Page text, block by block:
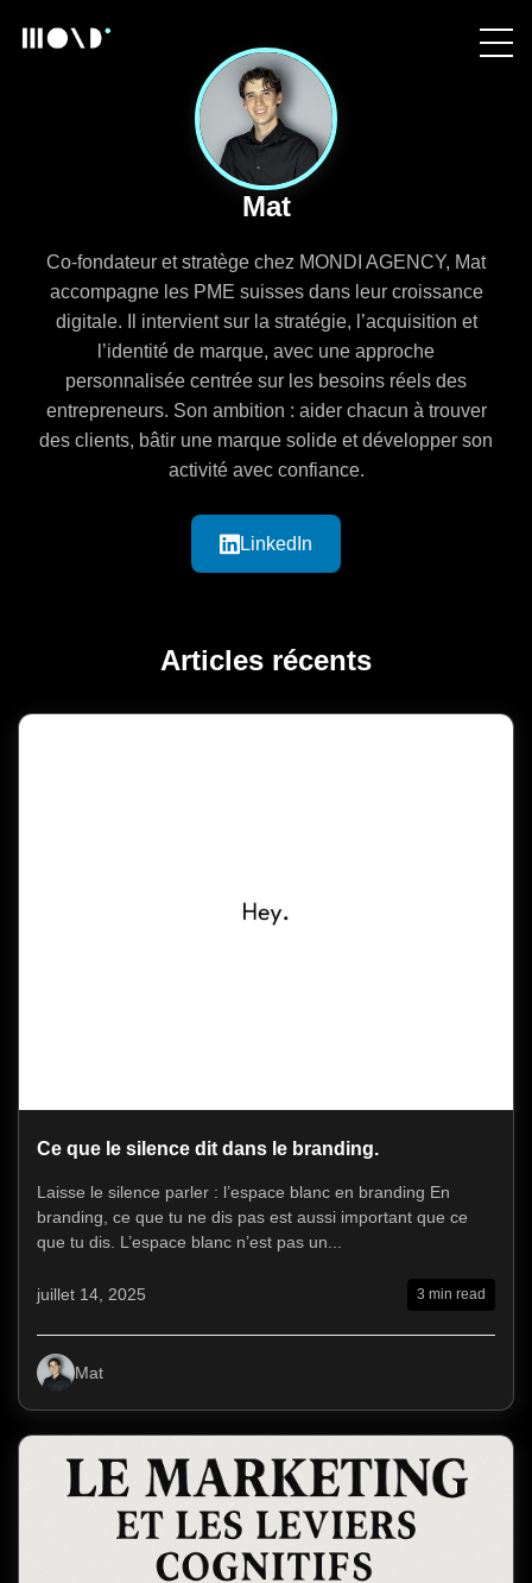
Mat
Co-fondateur et stratège chez MONDI AGENCY, Mat
accompagne les PME suisses dans leur croissance
digitale. Il intervient sur la stratégie, l’acquisition et
l’identité de marque, avec une approche
personnalisée centrée sur les besoins réels des
entrepreneurs. Son ambition : aider chacun à trouver
des clients, bâtir une marque solide et développer son
activité avec confiance.
LinkedIn
Articles récents
Ce que le silence dit dans le branding.
Laisse le silence parler : l’espace blanc en branding En
branding, ce que tu ne dis pas est aussi important que ce
que tu dis. L’espace blanc n’est pas un...
juillet 14, 2025 3 min read
Mat